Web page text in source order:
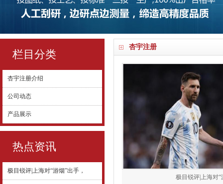
栏目分类
杏宇注册介绍
公司动态
产品展示
热点资讯
极目锐评|上海对“游烟”出手，
杏宇注册
极目锐评|上海对“